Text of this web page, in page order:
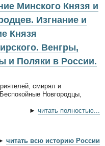
Минского Князя и
Изгнание и
Князя
Венгры,
и Поляки в России.
смирял и
Новгородцы,
► читать полностью...
читать всю историю России